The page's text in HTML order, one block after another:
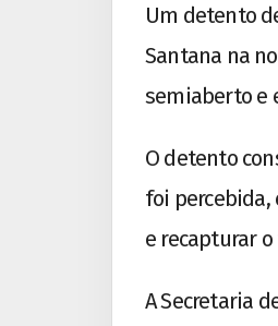
Um detento
Santana na
semiaberto e
O detento
foi percebida,
e recapturar
A Secretaria